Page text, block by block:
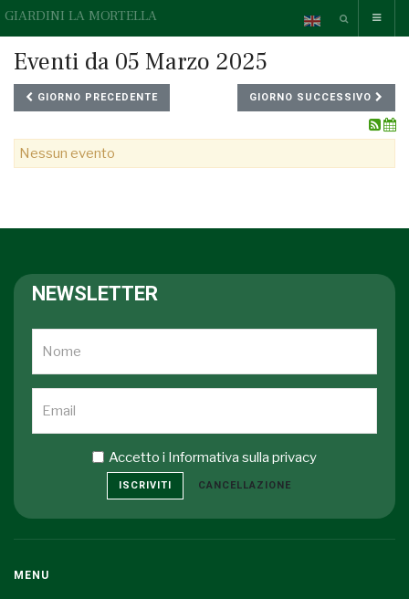
GIARDINI LA MORTELLA
Eventi da 05 Marzo 2025
GIORNO PRECEDENTE GIORNO SUCCESSIVO
Nessun evento
NEWSLETTER
Accetto i Informativa sulla privacy
ISCRIVITI CANCELLAZIONE
MENU